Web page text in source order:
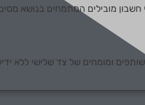
חשבון מובילים המתמחים בנושא
ומומחים של צד שלישי ללא